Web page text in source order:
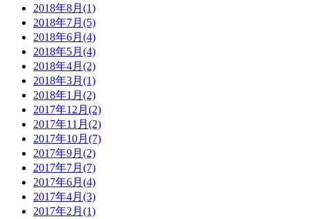
2018年8月(1)
2018年7月(5)
2018年6月(4)
2018年5月(4)
2018年4月(2)
2018年3月(1)
2018年1月(2)
2017年12月(2)
2017年11月(2)
2017年10月(7)
2017年9月(2)
2017年7月(7)
2017年6月(4)
2017年4月(3)
2017年2月(1)